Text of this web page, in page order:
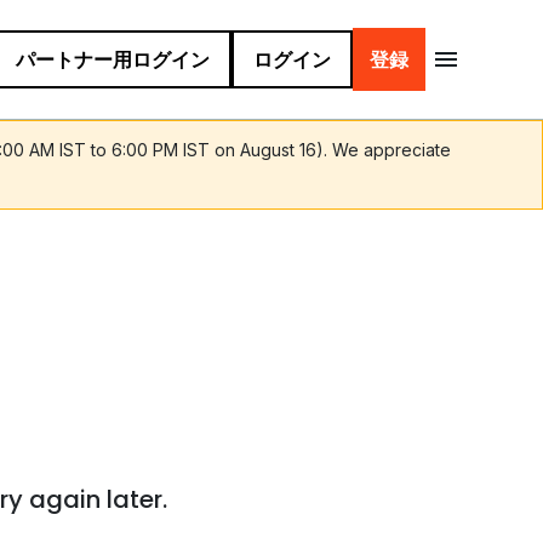
パートナー用ログイン ログイン 登録
AM IST to 6:00 PM IST on August 16). We appreciate
again later.